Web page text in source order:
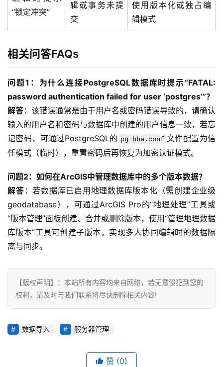
“锁定冲突”
辑或事务未提
交
使用版本化或独占编
辑模式
相关问答FAQs
问题1：为什么连接PostgreSQL数据库时提示“FATAL:
password authentication failed for user ‘postgres’”？
解答：该错误通常是由于用户名或密码错误导致的，请确认
输入的用户名和密码与数据库中创建的用户信息一致，若忘
记密码，可通过PostgreSQL的 pg_hba.conf 文件配置为信
任模式（临时），重置密码后再恢复为加密认证模式。
问题2：如何在ArcGIS中管理数据库中的多个版本数据？
解答 ：若数据库已启用地理数据库版本化（需创建企业级
geodatabase），可通过ArcGIS Pro的“地理处理”工具或
“版本管理”面板创建、合并或删除版本，使用“管理地理数据
库版本”工具可创建子版本，实现多人协同编辑时的数据隔
离与同步。
【版权声明】：本站所有内容均来自网络，若无意侵犯到您的
权利，请及时与我们联系将尽快删除相关内容!
数据导入 服务器管理
赞 (0)